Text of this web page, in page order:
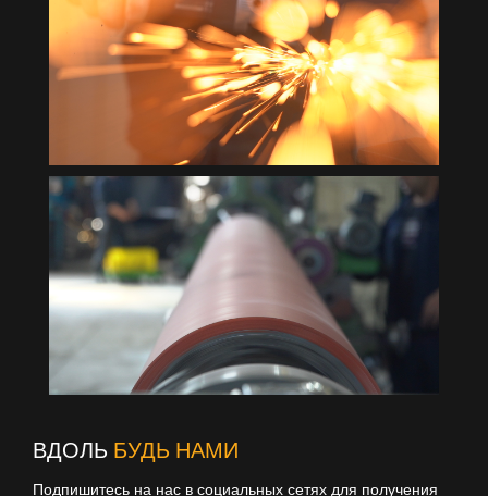
ВДОЛЬ БУДЬ НАМИ
Подпишитесь на нас в социальных сетях для получения